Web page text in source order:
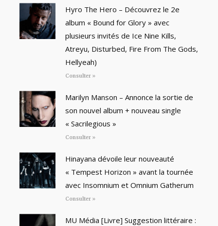
Hyro The Hero – Découvrez le 2e
album « Bound for Glory » avec
plusieurs invités de Ice Nine Kills,
Atreyu, Disturbed, Fire From The Gods,
Hellyeah)
Consulter »
Marilyn Manson – Annonce la sortie de
son nouvel album + nouveau single
« Sacrilegious »
Consulter »
Hinayana dévoile leur nouveauté
« Tempest Horizon » avant la tournée
avec Insomnium et Omnium Gatherum
Consulter »
MU Média [Livre] Suggestion littéraire :